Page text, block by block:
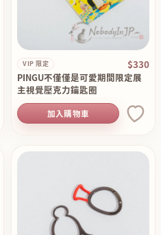
VIP 限定 $330
PINGU不僅僅是可愛期間限定展
主視覺壓克力鑰匙圈
加入購物車